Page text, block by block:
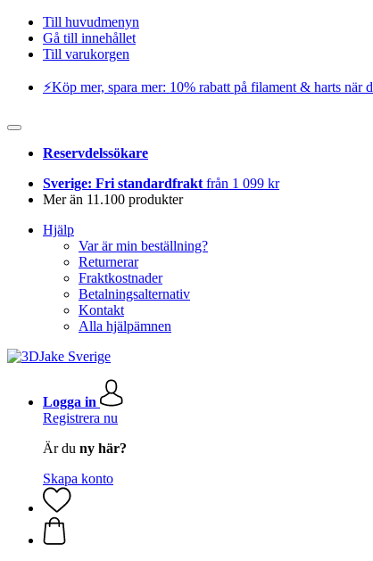
Till huvudmenyn
Gå till innehållet
Till varukorgen
⚡️Köp mer, spara mer: 10% rabatt på filament & harts när
Reservdelssökare
Sverige: Fri standardfrakt från 1 099 kr
Mer än 11.100 produkter
Hjälp
Var är min beställning?
Returnerar
Fraktkostnader
Betalningsalternativ
Kontakt
Alla hjälpämnen
Logga in
Registrera nu
Är du ny här?
Skapa konto